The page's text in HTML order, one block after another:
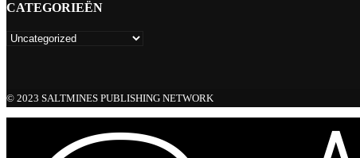
CATEGORIEËN
© 2023 SALTMINES PUBLISHING NETWORK